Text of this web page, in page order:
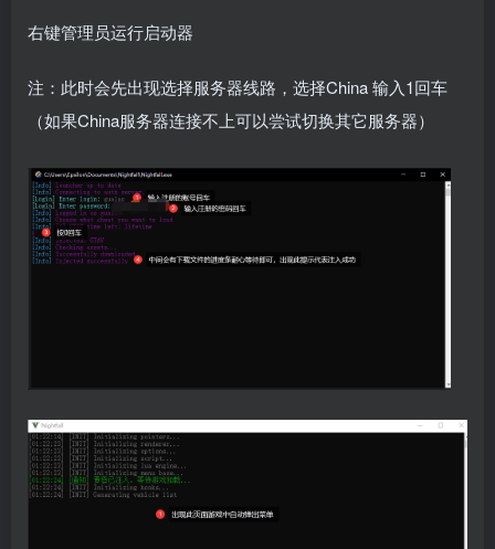
右键管理员运行启动器
注：此时会先出现选择服务器线路，选择China 输入1回车
（如果China服务器连接不上可以尝试切换其它服务器）